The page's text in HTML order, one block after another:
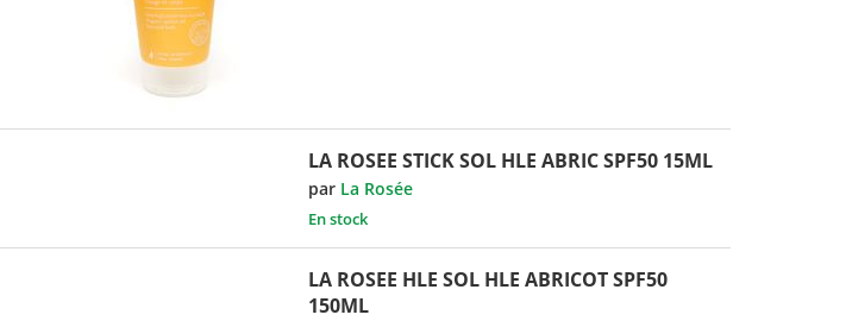
LA ROSEE STICK SOL HLE ABRIC SPF50 15ML
par La Rosée
En stock
LA ROSEE HLE SOL HLE ABRICOT SPF50
150ML